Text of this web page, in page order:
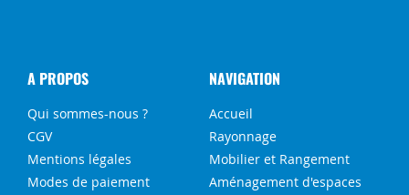
A PROPOS
Qui sommes-nous ?
CGV
Mentions légales
Modes de paiement
NAVIGATION
Accueil
Rayonnage
Mobilier et Rangement
Aménagement d'espaces